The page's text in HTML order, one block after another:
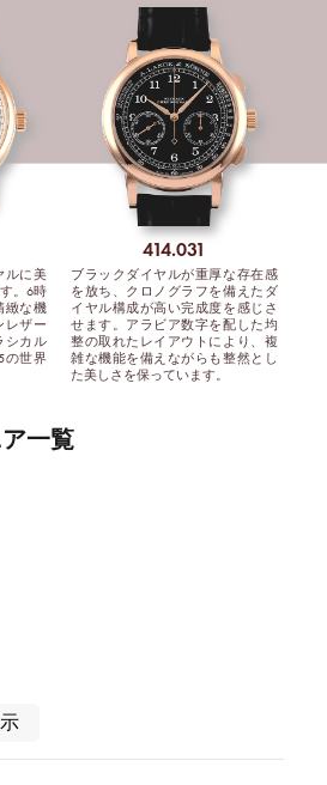
ルに美
。6時
緻な機
レザー
シカル
の世界
414.031
ブラックダイヤルが重厚な存在感
を放ち、クロノグラフを備えたダ
イヤル構成が高い完成度を感じさ
せます。アラビア数字を配した均
整の取れたレイアウトにより、複
雑な機能を備えながらも整然とし
た美しさを保っています。
一覧